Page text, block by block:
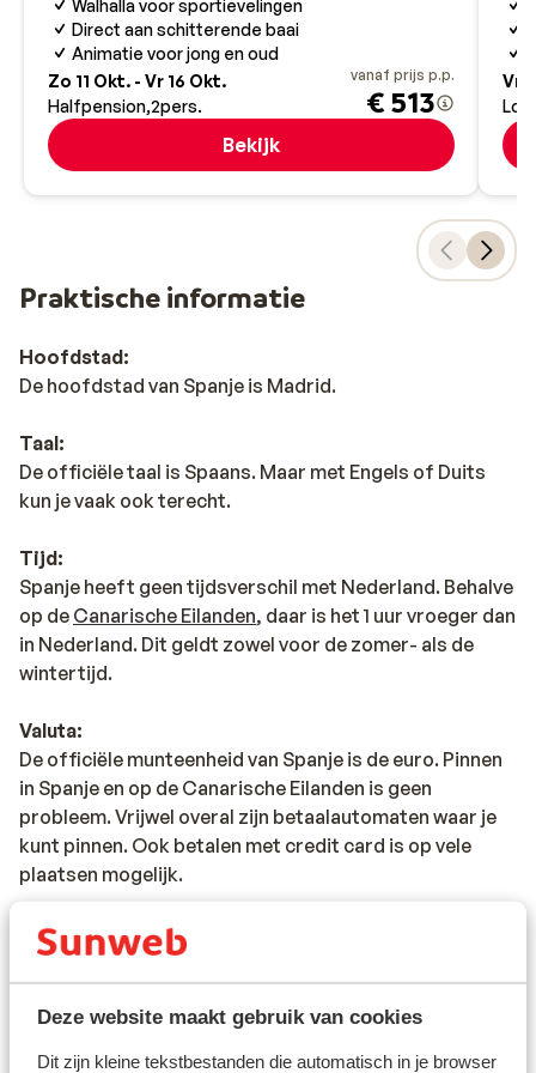
Deze website maakt gebruik van cookies
Dit zijn kleine tekstbestanden die automatisch in je browser
Walhalla voor sportievelingen
Direct aan schitterende baai
Animatie voor jong en oud
Zo 11 Okt. - Vr 16 Okt.
Halfpension 2pers.
vanaf prijs p.p.
€ 513
Bekijk
Vr
Praktische informatie
Hoofdstad:
De hoofdstad van Spanje is Madrid.
Taal:
De officiële taal is Spaans. Maar met Engels of Duits
kun je vaak ook terecht.
Tijd:
Spanje heeft geen tijdsverschil met Nederland. Behalve
op de Canarische Eilanden, daar is het 1 uur vroeger dan
in Nederland. Dit geldt zowel voor de zomer- als de
wintertijd.
Valuta:
De officiële munteenheid van Spanje is de euro. Pinnen
in Spanje en op de Canarische Eilanden is geen
probleem. Vrijwel overal zijn betaalautomaten waar je
kunt pinnen. Ook betalen met credit card is op vele
plaatsen mogelijk.
Voltage:
Het voltage is net als in Nederland 220 volt. Het
stopcontact is soms wel anders van vorm. In dat geval
kun je een tussenstekker in de supermarkt kopen.